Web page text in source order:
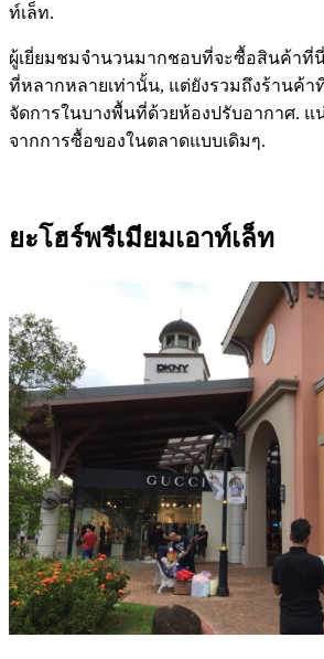
ท์เล็ท.
ผู้เยี่ยมชมจำนวนมากชอบที่จะซื้อสินค้าที่นี่
ที่หลากหลายเท่านั้น, แต่ยังรวมถึงร้านค้า
จัดการในบางพื้นที่ด้วยห้องปรับอากาศ.
จากการซื้อของในตลาดแบบเดิมๆ.
ยะโฮร์พรีเมียมเอาท์เล็ท